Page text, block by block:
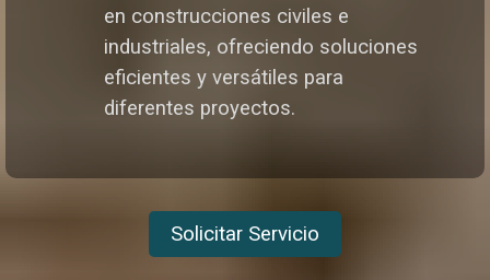
en construcciones civiles e
industriales, ofreciendo soluciones
eficientes y versátiles para
diferentes proyectos.
Solicitar Servicio